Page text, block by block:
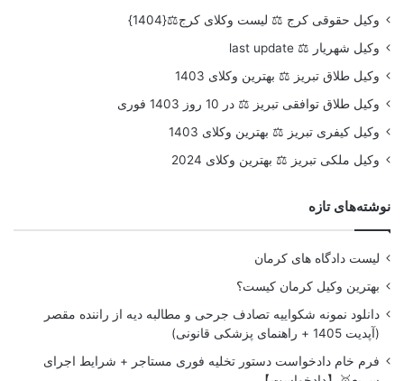
وکیل حقوقی کرج ⚖️ لیست وکلای کرج⚖️{1404}
وکیل شهریار ⚖️ last update
وکیل طلاق تبریز ⚖️ بهترین وکلای 1403
وکیل طلاق توافقی تبریز ⚖️ در 10 روز 1403 فوری
وکیل کیفری تبریز ⚖️ بهترین وکلای 1403
وکیل ملکی تبریز ⚖️ بهترین وکلای 2024
نوشته‌های تازه
لیست دادگاه های کرمان
بهترین وکیل کرمان کیست؟
دانلود نمونه شکواییه تصادف جرحی و مطالبه دیه از راننده مقصر
(آپدیت 1405 + راهنمای پزشکی قانونی)
فرم خام دادخواست دستور تخلیه فوری مستاجر + شرایط اجرای